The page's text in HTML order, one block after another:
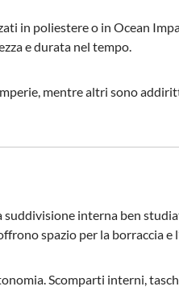
in poliestere o in Ocean
e durata nel tempo.
mentre altri sono
interna ben
spazio per la borraccia e
Scomparti interni,